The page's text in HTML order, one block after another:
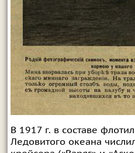
В 1917 г. в составе
Ледовитого океана